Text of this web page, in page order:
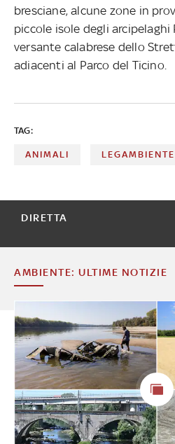
bresciane, alcune zone in
piccole isole degli arcipelaghi
versante calabrese dello
adiacenti al Parco del Ticino.
TAG:
ANIMALI LEGAMBIENTE
DIRETTA
AMBIENTE: ULTIME NOTIZIE